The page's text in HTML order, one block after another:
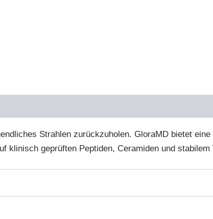
Strahlen zurückzuholen. GloraMD bietet
klinisch geprüften Peptiden, Ceramiden und stabilem